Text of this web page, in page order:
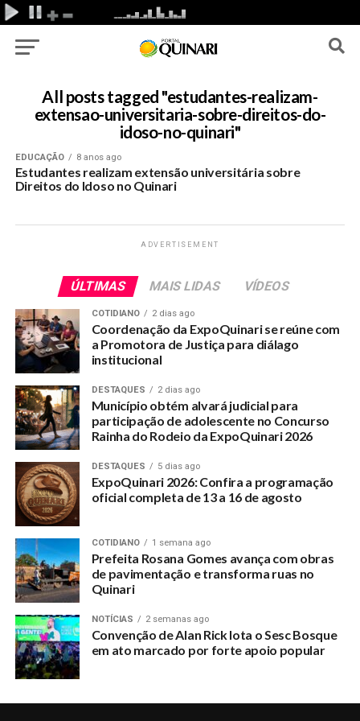
All posts tagged "estudantes-realizam-
extensao-universitaria-sobre-direitos-do-
idoso-no-quinari"
EDUCAÇÃO 8 anos ago
Estudantes realizam extensão universitária sobre
Direitos do Idoso no Quinari
ADVERTISEMENT
ÚLTIMAS MAIS LIDAS VÍDEOS
COTIDIANO 2 dias ago
Coordenação da ExpoQuinari se reúne com
a Promotora de Justiça para diálago
institucional
DESTAQUES 2 dias ago
Município obtém alvará judicial para
participação de adolescente no Concurso
Rainha do Rodeio da ExpoQuinari 2026
DESTAQUES 5 dias ago
ExpoQuinari 2026: Confira a programação
oficial completa de 13 a 16 de agosto
COTIDIANO 1 semana ago
Prefeita Rosana Gomes avança com obras
de pavimentação e transforma ruas no
Quinari
NOTÍCIAS 2 semanas ago
Convenção de Alan Rick lota o Sesc Bosque
em ato marcado por forte apoio popular